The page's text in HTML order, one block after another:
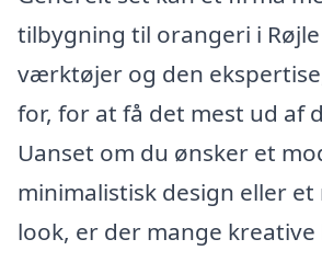
tilbygning til orangeri i
værktøjer og den
for, for at få det mest ud af
Uanset om du ønsker et
minimalistisk design eller et
look, er der mange